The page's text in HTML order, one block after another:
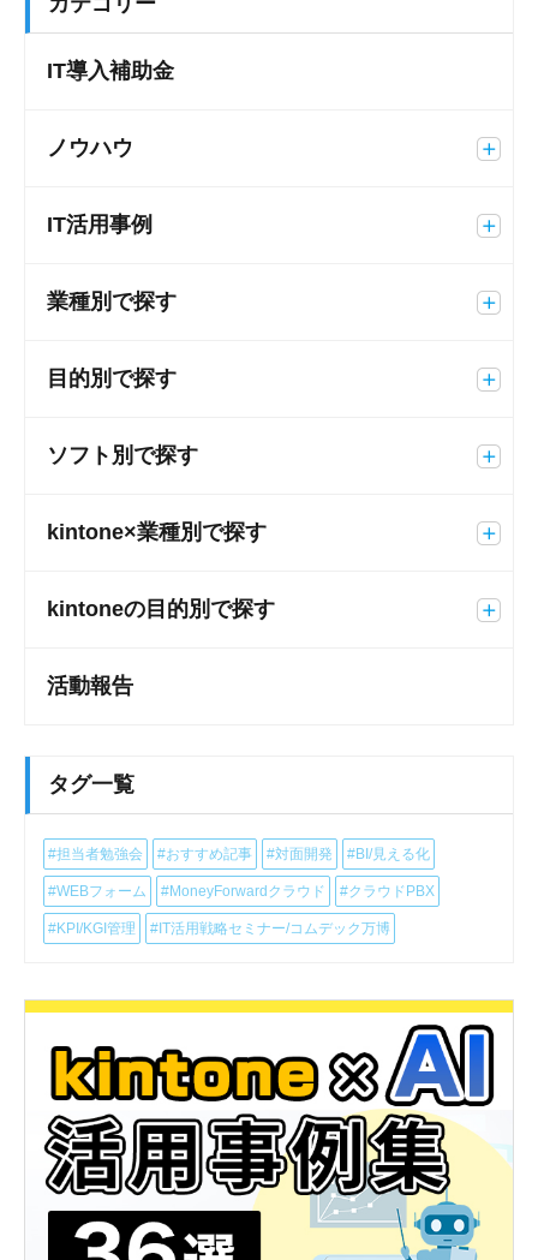
IT導入補助金
ノウハウ
IT活用事例
業種別で探す
目的別で探す
ソフト別で探す
kintone×業種別で探す
kintoneの目的別で探す
活動報告
タグ一覧
#担当者勉強会 #おすすめ記事 #対面開発 #BI/見える化
#WEBフォーム #MoneyForwardクラウド #クラウドPBX
#KPI/KGI管理 #IT活用戦略セミナー/コムデック万博